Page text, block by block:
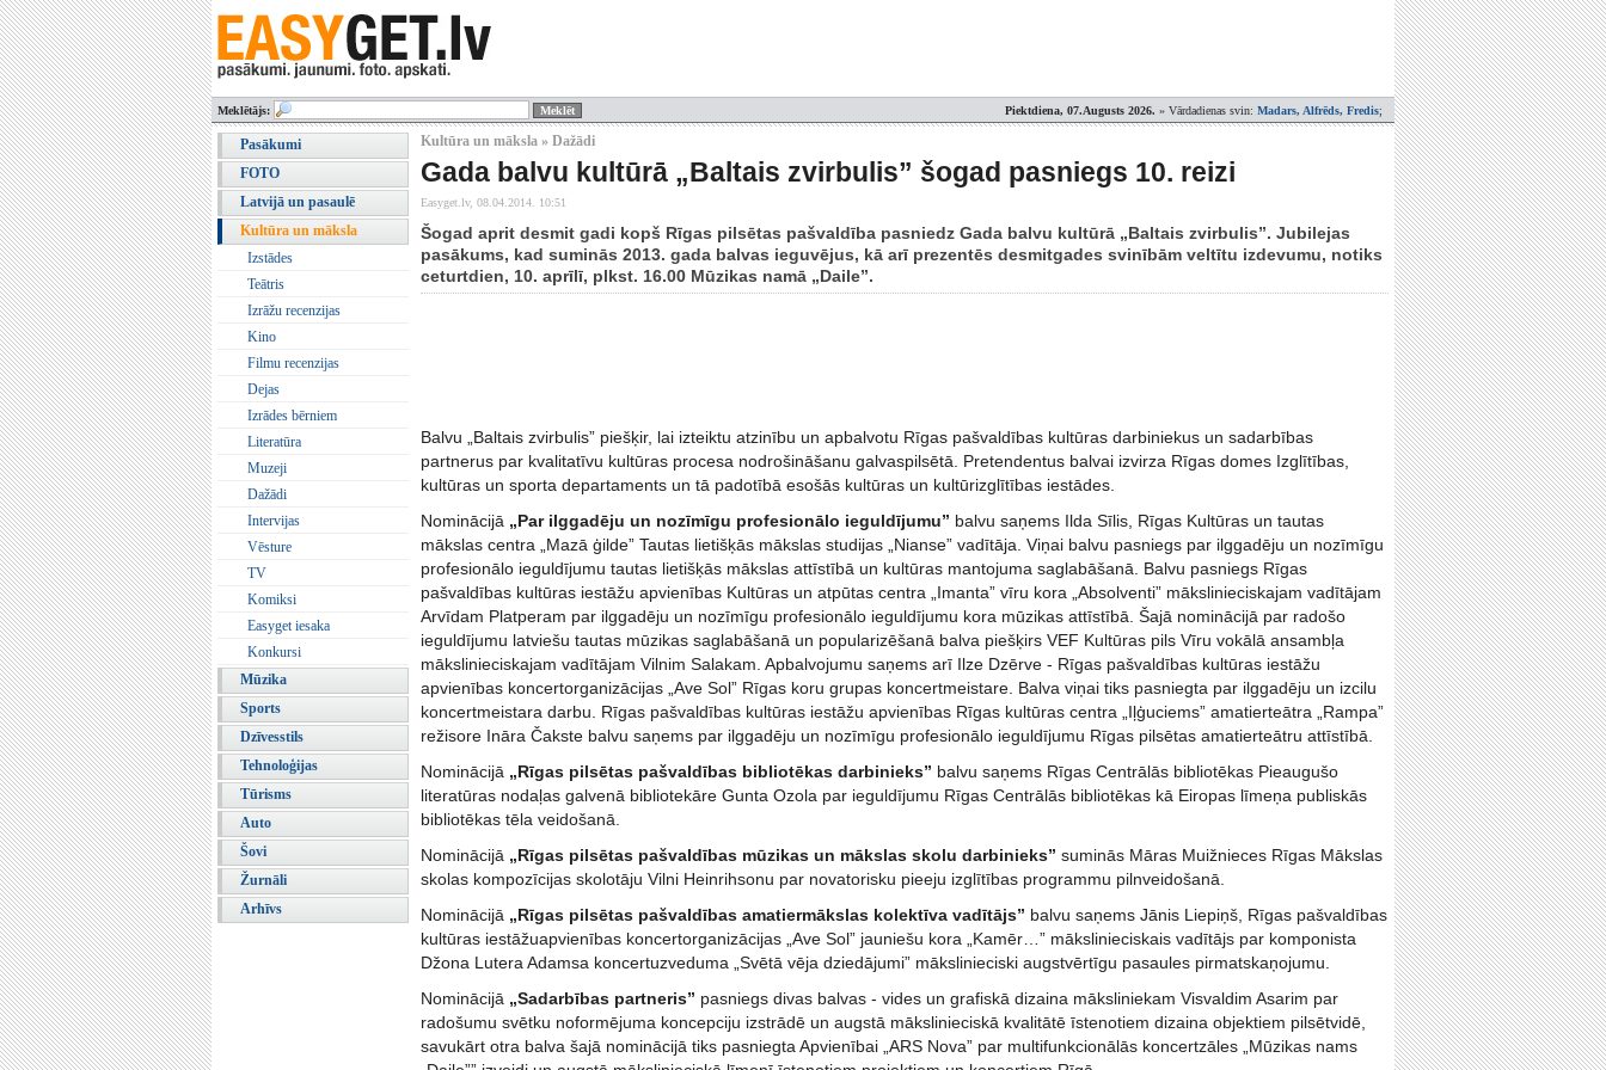
Piektdiena, 07.Augusts 2026. » Vārdadienas svin: Madars, Alfrēds, Fredis;
Meklētājs:
Pasākumi
FOTO
Latvijā un pasaulē
Kultūra un māksla
Izstādes
Teātris
Izrāžu recenzijas
Kino
Filmu recenzijas
Dejas
Izrādes bērniem
Literatūra
Muzeji
Dažādi
Intervijas
Vēsture
TV
Komiksi
Easyget iesaka
Konkursi
Mūzika
Sports
Dzīvesstils
Tehnoloģijas
Tūrisms
Auto
Šovi
Žurnāli
Arhīvs
Kultūra un māksla » Dažādi
Gada balvu kultūrā „Baltais zvirbulis” šogad pasniegs 10. reizi
Easyget.lv, 08.04.2014. 10:51
Šogad aprit desmit gadi kopš Rīgas pilsētas pašvaldība pasniedz Gada balvu kultūrā „Baltais zvirbulis”. Jubilejas
pasākums, kad suminās 2013. gada balvas ieguvējus, kā arī prezentēs desmitgades svinībām veltītu izdevumu, notiks
ceturtdien, 10. aprīlī, plkst. 16.00 Mūzikas namā „Daile”.
Balvu „Baltais zvirbulis” piešķir, lai izteiktu atzinību un apbalvotu Rīgas pašvaldības kultūras darbiniekus un sadarbības
partnerus par kvalitatīvu kultūras procesa nodrošināšanu galvaspilsētā. Pretendentus balvai izvirza Rīgas domes Izglītības,
kultūras un sporta departaments un tā padotībā esošās kultūras un kultūrizglītības iestādes.
Nominācijā „Par ilggadēju un nozīmīgu profesionālo ieguldījumu” balvu saņems Ilda Sīlis, Rīgas Kultūras un tautas
mākslas centra „Mazā ģilde” Tautas lietišķās mākslas studijas „Nianse” vadītāja. Viņai balvu pasniegs par ilggadēju un nozīmīgu
profesionālo ieguldījumu tautas lietišķās mākslas attīstībā un kultūras mantojuma saglabāšanā. Balvu pasniegs Rīgas
pašvaldības kultūras iestāžu apvienības Kultūras un atpūtas centra „Imanta” vīru kora „Absolventi” mākslinieciskajam vadītājam
Arvīdam Platperam par ilggadēju un nozīmīgu profesionālo ieguldījumu kora mūzikas attīstībā. Šajā nominācijā par radošo
ieguldījumu latviešu tautas mūzikas saglabāšanā un popularizēšanā balva piešķirs VEF Kultūras pils Vīru vokālā ansambļa
mākslinieciskajam vadītājam Vilnim Salakam. Apbalvojumu saņems arī Ilze Dzērve - Rīgas pašvaldības kultūras iestāžu
apvienības koncertorganizācijas „Ave Sol” Rīgas koru grupas koncertmeistare. Balva viņai tiks pasniegta par ilggadēju un izcilu
koncertmeistara darbu. Rīgas pašvaldības kultūras iestāžu apvienības Rīgas kultūras centra „Iļģuciems” amatierteātra „Rampa”
režisore Ināra Čakste balvu saņems par ilggadēju un nozīmīgu profesionālo ieguldījumu Rīgas pilsētas amatierteātru attīstībā.
Nominācijā „Rīgas pilsētas pašvaldības bibliotēkas darbinieks” balvu saņems Rīgas Centrālās bibliotēkas Pieaugušo
literatūras nodaļas galvenā bibliotekāre Gunta Ozola par ieguldījumu Rīgas Centrālās bibliotēkas kā Eiropas līmeņa publiskās
bibliotēkas tēla veidošanā.
Nominācijā „Rīgas pilsētas pašvaldības mūzikas un mākslas skolu darbinieks” suminās Māras Muižnieces Rīgas Mākslas
skolas kompozīcijas skolotāju Vilni Heinrihsonu par novatorisku pieeju izglītības programmu pilnveidošanā.
Nominācijā „Rīgas pilsētas pašvaldības amatiermākslas kolektīva vadītājs” balvu saņems Jānis Liepiņš, Rīgas pašvaldības
kultūras iestāžuapvienības koncertorganizācijas „Ave Sol” jauniešu kora „Kamēr…” mākslinieciskais vadītājs par komponista
Džona Lutera Adamsa koncertuzveduma „Svētā vēja dziedājumi” mākslinieciski augstvērtīgu pasaules pirmatskaņojumu.
Nominācijā „Sadarbības partneris” pasniegs divas balvas - vides un grafiskā dizaina māksliniekam Visvaldim Asarim par
radošumu svētku noformējuma koncepciju izstrādē un augstā mākslinieciskā kvalitātē īstenotiem dizaina objektiem pilsētvidē,
savukārt otra balva šajā nominācijā tiks pasniegta Apvienībai „ARS Nova” par multifunkcionālās koncertzāles „Mūzikas nams